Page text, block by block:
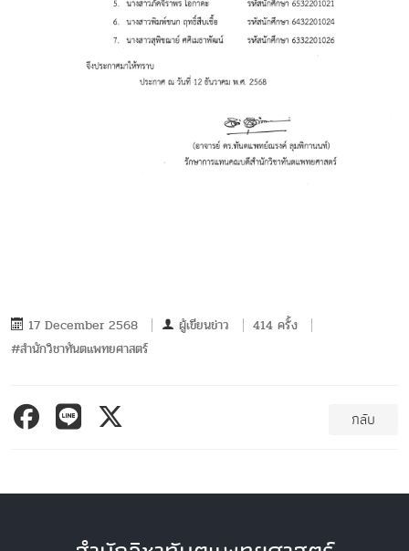
17 December 2568 ผู้เขียนข่าว
414 ครั้ง
#สำนักวิชาทันตแพทยศาสตร์
กลับ